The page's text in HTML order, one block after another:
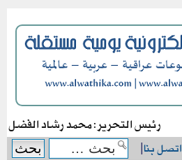
رئيس التحرير: محمد رشاد الفضل
اتصل بنا|